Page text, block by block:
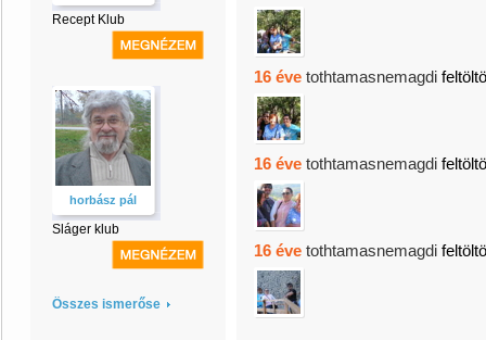
Recept Klub
horbász pál
Sláger klub
Összes ismerőse
16 éve tothtamasnemagdi
16 éve tothtamasnemagdi
16 éve tothtamasnemagdi